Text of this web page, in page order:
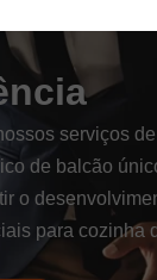
serviços de
de balcão
o
para cozinha